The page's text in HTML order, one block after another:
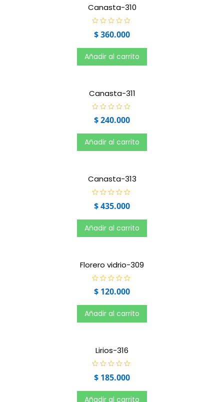
0
d
e
5
Canasta-310
a
o
r
a
d
0
d
5
$360.000
Añadir al carrito
Canasta-311
V
a
o
r
a
d
0
d
e
5
$240.000
Añadir al carrito
Canasta-313
a
o
r
a
d
d
5
$435.000
Añadir al carrito
Florero vidrio-309
V
a
o
r
a
d
e
5
$ 120.000
Añadir al carrito
Lirios-316
a
o
r
$ 185.000
Añadir al carrito